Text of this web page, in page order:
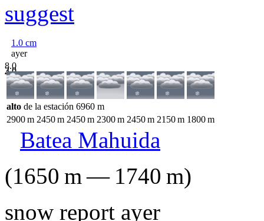
suggest
1.0 cm
ayer
8.0
3.0
4.0
alto de la estación 6960 m
2900m 2450m 2450m 2300m 2450m 2150m 1800m
Batea Mahuida
(1650 m— 1740 m)
snow report ayer